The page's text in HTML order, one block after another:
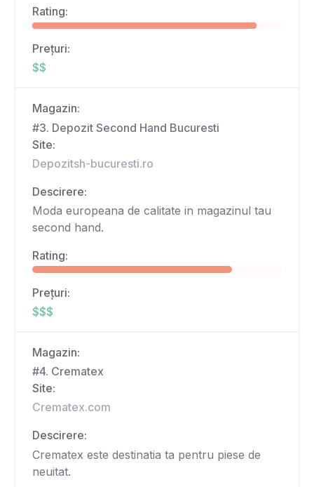
Rating:
Prețuri:
$$
Magazin:
#3. Depozit Second Hand Bucuresti
Site:
Depozitsh-bucuresti.ro
Descirere:
Moda europeana de calitate in magazinul tau
second hand.
Rating:
Prețuri:
$$$
Magazin:
#4. Crematex
Site:
Crematex.com
Descirere:
Crematex este destinatia ta pentru piese de
neuitat.